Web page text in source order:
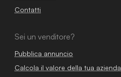
Contatti
Sei un venditore?
Pubblica annuncio
Calcola il valore della tua azienda